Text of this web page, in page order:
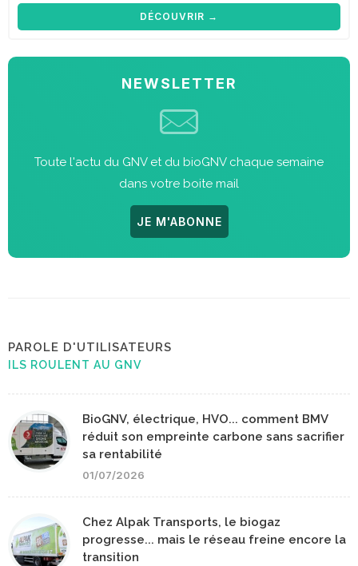
DÉCOUVRIR →
NEWSLETTER
Toute l'actu du GNV et du bioGNV chaque semaine
dans votre boite mail
JE M'ABONNE
PAROLE D'UTILISATEURS
ILS ROULENT AU GNV
BioGNV, électrique, HVO... comment BMV
réduit son empreinte carbone sans sacrifier
sa rentabilité
01/07/2026
Chez Alpak Transports, le biogaz
progresse... mais le réseau freine encore la
transition